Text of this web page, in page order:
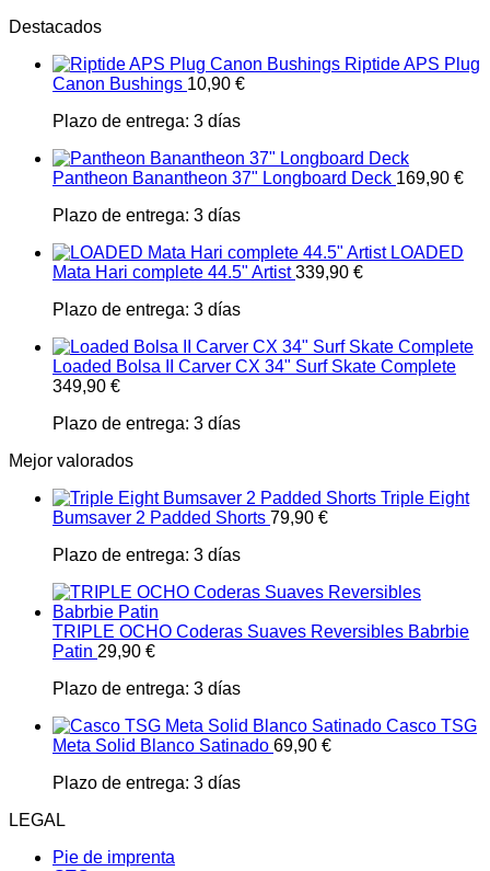
Destacados
Riptide APS Plug
Canon Bushings 10,90 €
Plazo de entrega: 3 días
Pantheon Banantheon 37" Longboard Deck 169,90 €
Plazo de entrega: 3 días
LOADED
Mata Hari complete 44.5" Artist 339,90 €
Plazo de entrega: 3 días
Loaded Bolsa II Carver CX 34" Surf Skate Complete
349,90 €
Plazo de entrega: 3 días
Mejor valorados
Triple Eight
Bumsaver 2 Padded Shorts 79,90 €
Plazo de entrega: 3 días
TRIPLE OCHO Coderas Suaves Reversibles Babrbie
Patin 29,90 €
Plazo de entrega: 3 días
Casco TSG
Meta Solid Blanco Satinado 69,90 €
Plazo de entrega: 3 días
LEGAL
Pie de imprenta